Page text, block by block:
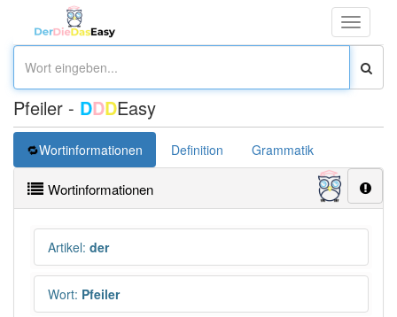
Toggle
Pfeiler - DDDEasy
Wortinformationen Definition Grammatik
Wortinformationen
Artikel: der
Wort: Pfeiler